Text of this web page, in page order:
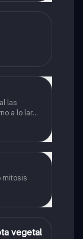
las
a lo largo
mitosis
vegetal